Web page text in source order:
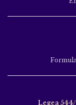
Legea